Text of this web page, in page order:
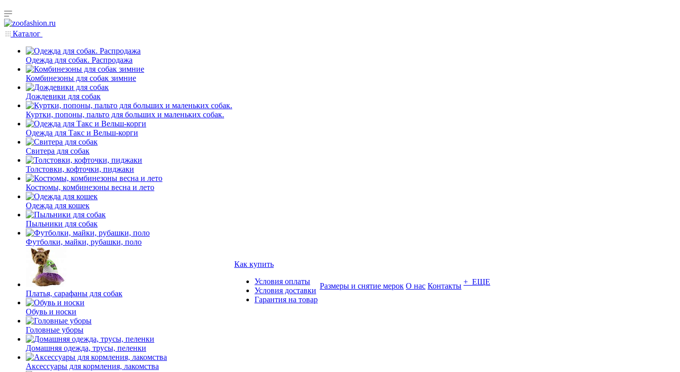
Каталог
Одежда для собак. Распродажа
Комбинезоны для собак зимние
Дождевики для собак
Куртки, попоны, пальто для больших и маленьких собак.
Одежда для Такс и Вельш-корги
Свитера для собак
Толстовки, кофточки, пиджаки
Костюмы, комбинезоны весна и лето
Одежда для кошек
Пыльники для собак
Футболки, майки, рубашки, поло
Платья, сарафаны для собак
Обувь и носки
Головные уборы
Домашняя одежда, трусы, пеленки
Аксессуары для кормления, лакомства
Как купить
Условия оплаты
Условия доставки
Гарантия на товар
Размеры и снятие мерок О нас Контакты + ЕЩЕ